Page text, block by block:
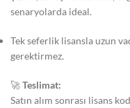
senaryolarda ideal.
Tek seferlik lisansla uzun
gerektirmez.
🚀Teslimat:
Satın alım sonrası lisans